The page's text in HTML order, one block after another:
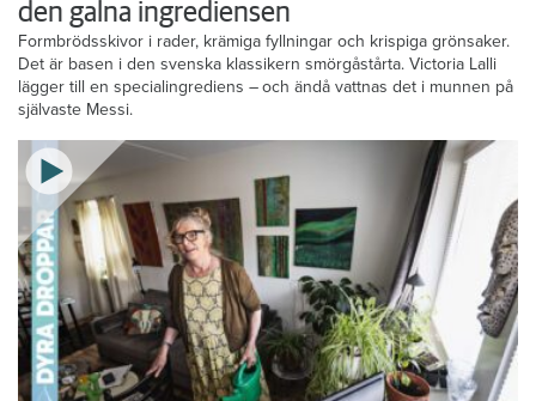
den galna ingrediensen
Formbrödsskivor i rader, krämiga fyllningar och krispiga grönsaker.
Det är basen i den svenska klassikern smörgåstårta. Victoria Lalli
lägger till en specialingrediens – och ändå vattnas det i munnen på
självaste Messi.